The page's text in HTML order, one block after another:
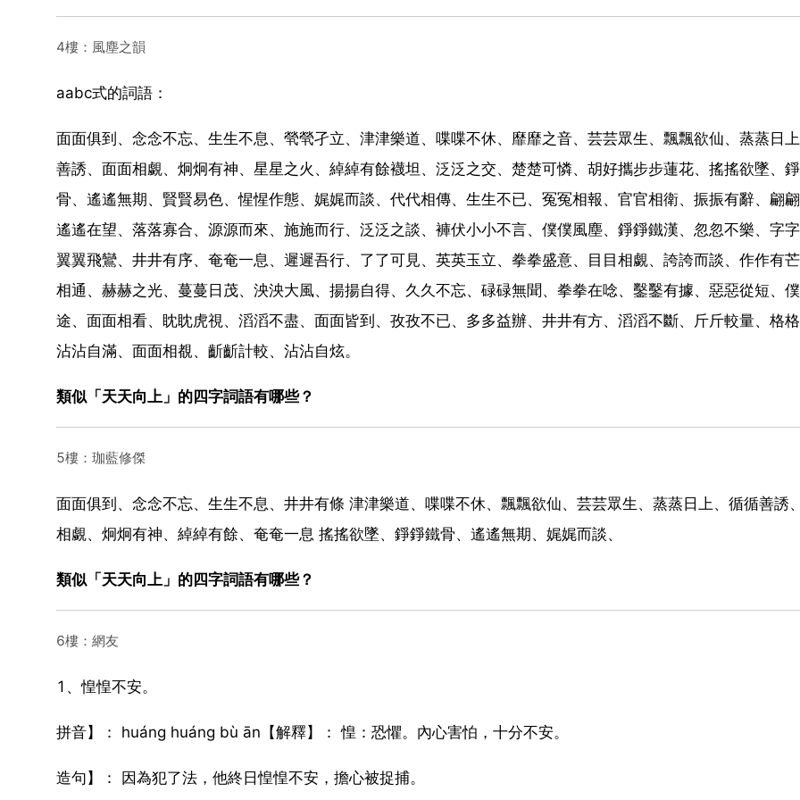
4樓：風塵之韻
aabc式的詞語：
面面俱到、念念不忘、生生不息、煢煢孑立、津津樂道、喋喋不休、靡靡之音、芸芸眾生、飄飄欲仙、蒸蒸日
善誘、面面相覷、炯炯有神、星星之火、綽綽有餘襪坦、泛泛之交、楚楚可憐、胡好攜步步蓮花、搖搖欲墜、
骨、遙遙無期、賢賢易色、惺惺作態、娓娓而談、代代相傳、生生不已、冤冤相報、官官相衛、振振有辭、翩
遙遙在望、落落寡合、源源而來、施施而行、泛泛之談、褲伏小小不言、僕僕風塵、錚錚鐵漢、忽忽不樂、字
翼翼飛鸞、井井有序、奄奄一息、遲遲吾行、了了可見、英英玉立、拳拳盛意、目目相覷、誇誇而談、作作有
相通、赫赫之光、蔓蔓日茂、泱泱大風、揚揚自得、久久不忘、碌碌無聞、拳拳在唸、鑿鑿有據、惡惡從短、
途、面面相看、眈眈虎視、滔滔不盡、面面皆到、孜孜不已、多多益辦、井井有方、滔滔不斷、斤斤較量、格
沾沾自滿、面面相覩、齗齗計較、沾沾自炫。
類似「天天向上」的四字詞語有哪些？
5樓：珈藍修傑
面面俱到、念念不忘、生生不息、井井有條 津津樂道、喋喋不休、飄飄欲仙、芸芸眾生、蒸蒸日上、循循善誘
相覷、炯炯有神、綽綽有餘、奄奄一息 搖搖欲墜、錚錚鐵骨、遙遙無期、娓娓而談、
類似「天天向上」的四字詞語有哪些？
6樓：網友
1、惶惶不安。
拼音】： huáng huáng bù ān【解釋】： 惶：恐懼。內心害怕，十分不安。
造句】： 因為犯了法，他終日惶惶不安，擔心被捉捕。